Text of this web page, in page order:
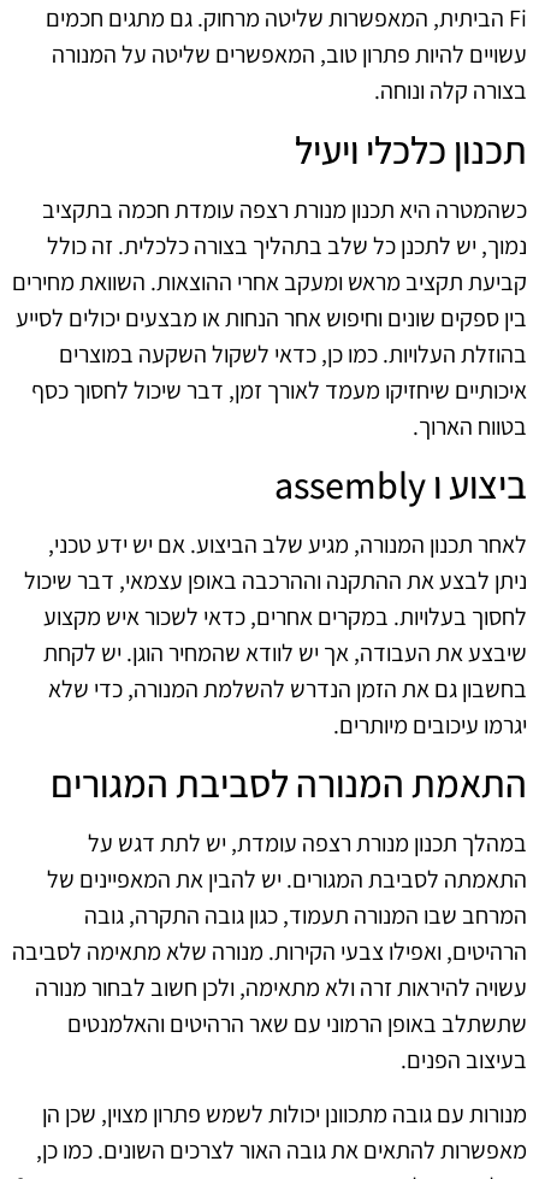
Fi הביתית, המאפשרות שליטה מרחוק. גם מתגים חכמים
עשויים להיות פתרון טוב, המאפשרים שליטה על המנורה
בצורה קלה ונוחה.
תכנון כלכלי ויעיל
כשהמטרה היא תכנון מנורת רצפה עומדת חכמה בתקציב
נמוך, יש לתכנן כל שלב בתהליך בצורה כלכלית. זה כולל
קביעת תקציב מראש ומעקב אחרי ההוצאות. השוואת מחירים
בין ספקים שונים וחיפוש אחר הנחות או מבצעים יכולים לסייע
בהוזלת העלויות. כמו כן, כדאי לשקול השקעה במוצרים
איכותיים שיחזיקו מעמד לאורך זמן, דבר שיכול לחסוך כסף
בטווח הארוך.
ביצוע ו assembly
לאחר תכנון המנורה, מגיע שלב הביצוע. אם יש ידע טכני,
ניתן לבצע את ההתקנה וההרכבה באופן עצמאי, דבר שיכול
לחסוך בעלויות. במקרים אחרים, כדאי לשכור איש מקצוע
שיבצע את העבודה, אך יש לוודא שהמחיר הוגן. יש לקחת
בחשבון גם את הזמן הנדרש להשלמת המנורה, כדי שלא
יגרמו עיכובים מיותרים.
התאמת המנורה לסביבת המגורים
במהלך תכנון מנורת רצפה עומדת, יש לתת דגש על
התאמתה לסביבת המגורים. יש להבין את המאפיינים של
המרחב שבו המנורה תעמוד, כגון גובה התקרה, גובה
הרהיטים, ואפילו צבעי הקירות. מנורה שלא מתאימה לסביבה
עשויה להיראות זרה ולא מתאימה, ולכן חשוב לבחור מנורה
שתשתלב באופן הרמוני עם שאר הרהיטים והאלמנטים
בעיצוב הפנים.
מנורות עם גובה מתכוונן יכולות לשמש פתרון מצוין, שכן הן
מאפשרות להתאים את גובה האור לצרכים השונים. כמו כן,